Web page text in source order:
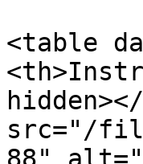
<table
src="/